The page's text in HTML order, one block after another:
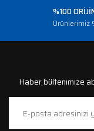
%100
Ürünlerimiz
Haber bültenimize